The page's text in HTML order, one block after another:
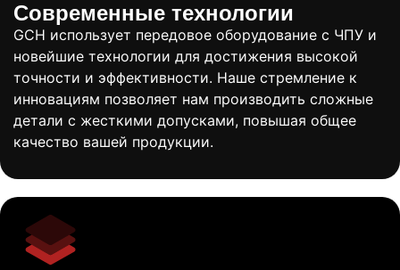
Современные технологии
GCH использует передовое оборудование с ЧПУ и
новейшие технологии для достижения высокой
точности и эффективности. Наше стремление к
инновациям позволяет нам производить сложные
детали с жесткими допусками, повышая общее
качество вашей продукции.